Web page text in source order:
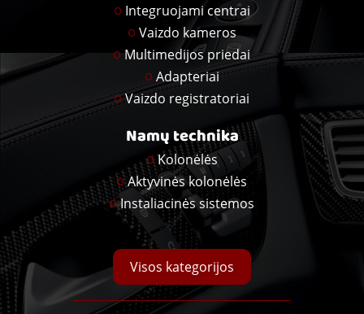
Integruojami centrai
Vaizdo kameros
Multimedijos priedai
Adapteriai
Vaizdo registratoriai
Namų technika
Kolonėlės
Aktyvinės kolonėlės
Instaliacinės sistemos
Visos kategorijos